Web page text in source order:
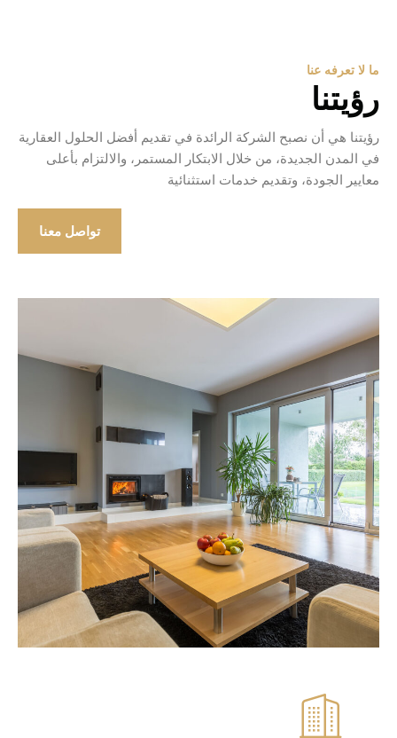
ما لا تعرفه عنا
رؤيتنا
رؤيتنا هي أن نصبح الشركة الرائدة في تقديم أفضل الحلول العقارية
في المدن الجديدة، من خلال الابتكار المستمر، والالتزام بأعلى
معايير الجودة، وتقديم خدمات استثنائية
تواصل معنا